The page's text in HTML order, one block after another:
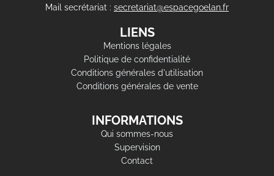
Mail secrétariat : secretariat@espacegoelan.fr
LIENS
Mentions légales
Politique de confidentialité
Conditions générales d'utilisation
Conditions générales de vente
INFORMATIONS
Qui sommes-nous
Supervision
Contact